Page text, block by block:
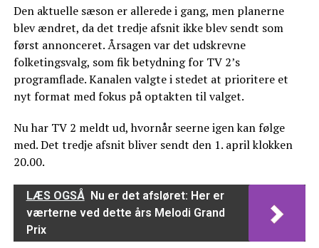
Den aktuelle sæson er allerede i gang, men planerne
blev ændret, da det tredje afsnit ikke blev sendt som
først annonceret. Årsagen var det udskrevne
folketingsvalg, som fik betydning for TV 2’s
programflade. Kanalen valgte i stedet at prioritere et
nyt format med fokus på optakten til valget.
Nu har TV 2 meldt ud, hvornår seerne igen kan følge
med. Det tredje afsnit bliver sendt den 1. april klokken
20.00.
LÆS OGSÅ Nu er det afsløret: Her er
værterne ved dette års Melodi Grand
Prix